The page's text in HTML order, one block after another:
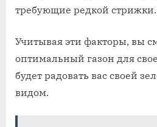
требующие редкой стрижки.
Учитывая эти факторы, вы
оптимальный газон для
будет радовать вас своей
видом.